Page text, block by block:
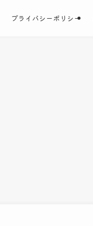
プライバシーポリシー